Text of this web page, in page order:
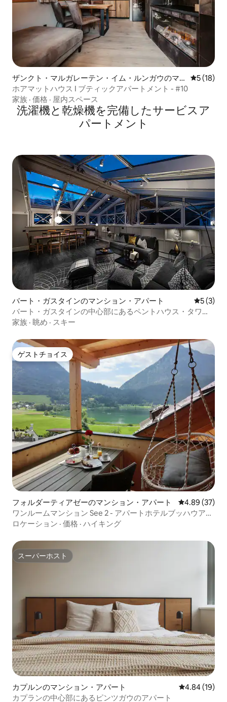
ザンクト・マルガレーテン・イム・ルンガウのマ
ンション・アパート
レビュー
5 (18)
ホアマットハウス I ブティックアパートメント - #10
家族 · 価格 · 屋内スペース
洗濯機と乾燥機を完備したサービスア
パートメント
バート・ガスタインのマンション・アパート レビュー
5 (3)
バート・ガスタインの中心部にあるペントハウス・タワー
スイート
家族 · 眺め · スキー
ゲストチョイス
ゲストチョイス
フォルダーティアゼーのマンション・アパート レビュー37
4.89 (37)
ワンルームマンション See 2 - アパートホテルブッハウア
ー・チロル
ロケーション · 価格 · ハイキング
スーパーホスト
スーパーホスト
カプルンのマンション・アパート レビュー19
4.84 (19)
カプランの中心部にあるピンツガウのアパート